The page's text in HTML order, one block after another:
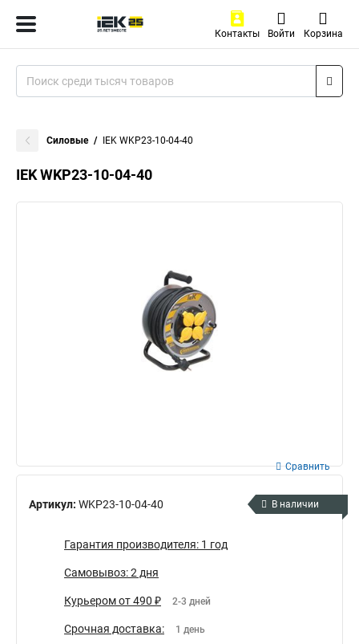
Контакты Войти Корзина
Силовые IEK WKP23-10-04-40
IEK WKP23-10-04-40
Артикул: WKP23-10-04-40
Сравнить
В наличии
Гарантия производителя: 1 год
Самовывоз: 2 дня
Курьером от 490 ₽ 2-3 дней
Срочная доставка: 1 день